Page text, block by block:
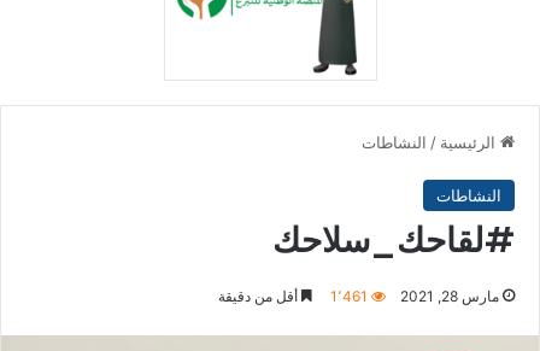
الرئيسية / النشاطات
النشاطات
#لقاحك_سلاحك
مارس 28, 2021 1٬461 أقل من دقيقة